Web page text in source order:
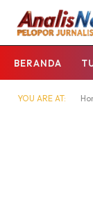
BERANDA
YOU ARE AT: